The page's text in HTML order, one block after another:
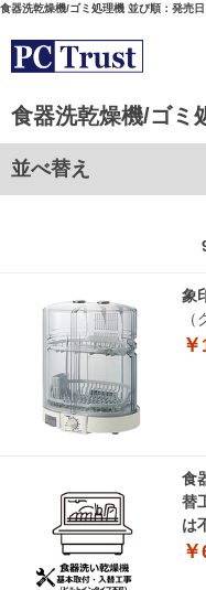
食器洗乾燥機/ゴミ処理機 並び順：発売日
食器洗乾燥機/ゴミ
並べ替え
象
（
食
替
は